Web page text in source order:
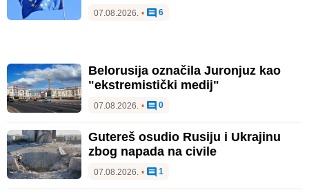
07.08.2026. • 6
Belorusija označila Juronjuz kao
"ekstremistički medij"
07.08.2026. • 0
Gutereš osudio Rusiju i Ukrajinu
zbog napada na civile
07.08.2026. • 1